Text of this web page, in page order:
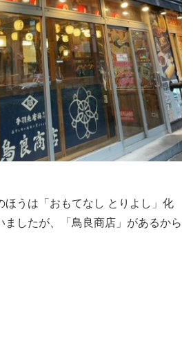
ほうは「おもてなし とりよし」化
ましたが、「鳥良商店」があるから